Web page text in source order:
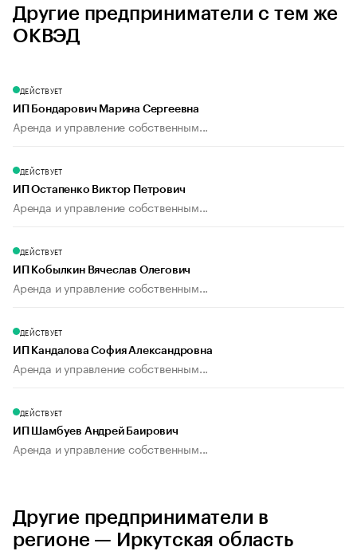
Другие предприниматели с тем же
ОКВЭД
ДЕЙСТВУЕТ
ИП Бондарович Марина Сергеевна
Аренда и управление собственным...
ДЕЙСТВУЕТ
ИП Остапенко Виктор Петрович
Аренда и управление собственным...
ДЕЙСТВУЕТ
ИП Кобылкин Вячеслав Олегович
Аренда и управление собственным...
ДЕЙСТВУЕТ
ИП Кандалова София Александровна
Аренда и управление собственным...
ДЕЙСТВУЕТ
ИП Шамбуев Андрей Баирович
Аренда и управление собственным...
Другие предприниматели в
регионе — Иркутская область